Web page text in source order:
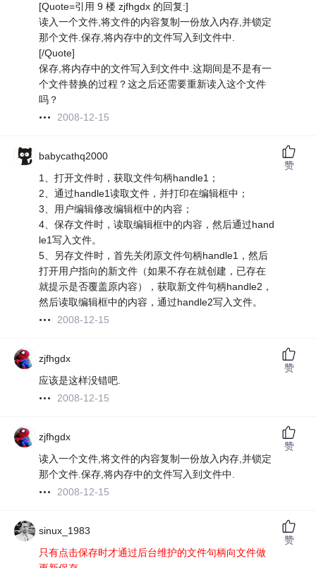
[Quote=引用 9 楼 zjfhgdx 的回复:]
读入一个文件,将文件的内容复制一份放入内存,并锁定
那个文件.保存,将内存中的文件写入到文件中.
[/Quote]
保存,将内存中的文件写入到文件中.这期间是不是有一
个文件替换的过程？这之后还需要重新读入这个文件
吗？
2008-12-15
babycathq2000
1、打开文件时，获取文件句柄handle1；
2、通过handle1读取文件，并打印在编辑框中；
3、用户编辑修改编辑框中的内容；
4、保存文件时，读取编辑框中的内容，然后通过hand
le1写入文件。
5、另存文件时，首先关闭原文件句柄handle1，然后
打开用户指向的新文件（如果不存在就创建，已存在
就提示是否覆盖原内容），获取新文件句柄handle2，
然后读取编辑框中的内容，通过handle2写入文件。
2008-12-15
赞
zjfhgdx
应该是这样没错吧.
2008-12-15
赞
zjfhgdx
读入一个文件,将文件的内容复制一份放入内存,并锁定
那个文件.保存,将内存中的文件写入到文件中.
2008-12-15
赞
sinux_1983
只有点击保存时才通过后台维护的文件句柄向文件做
赞